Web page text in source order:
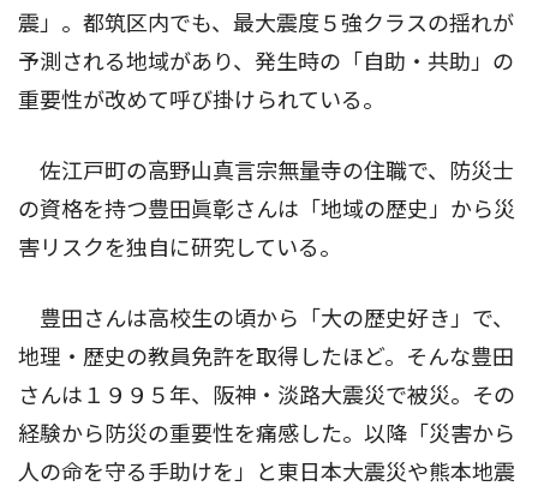
震」。都筑区内でも、最大震度５強クラスの揺れが
予測される地域があり、発生時の「自助・共助」の
重要性が改めて呼び掛けられている。
佐江戸町の高野山真言宗無量寺の住職で、防災士
の資格を持つ豊田眞彰さんは「地域の歴史」から災
害リスクを独自に研究している。
豊田さんは高校生の頃から「大の歴史好き」で、
地理・歴史の教員免許を取得したほど。そんな豊田
さんは１９９５年、阪神・淡路大震災で被災。その
経験から防災の重要性を痛感した。以降「災害から
人の命を守る手助けを」と東日本大震災や熊本地震